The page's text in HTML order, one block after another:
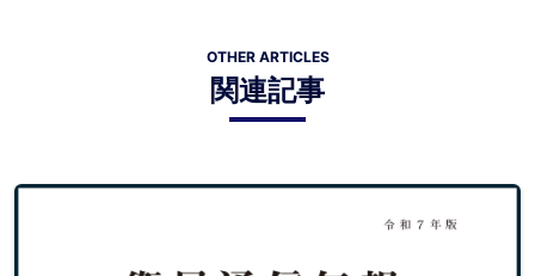
OTHER ARTICLES
関連記事